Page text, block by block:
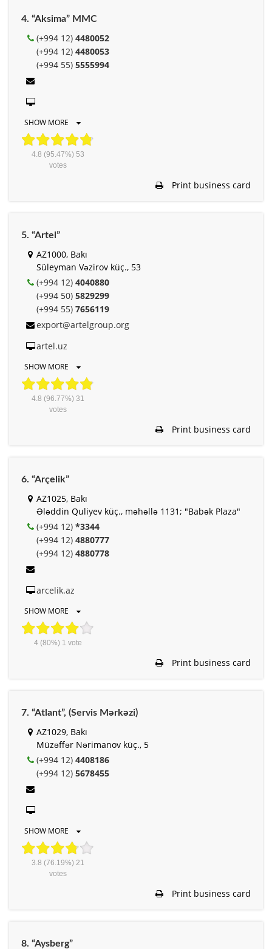
4. “Aksima” MMC
(+994 12) 4480052
(+994 12) 4480053
(+994 55) 5555994
SHOW MORE
4.8 (95.47%) 53
votes
Print business card
5. “Artel”
AZ1000, Bakı
Süleyman Vəzirov küç., 53
(+994 12) 4040880
(+994 50) 5829299
(+994 55) 7656119
export@artelgroup.org
artel.uz
SHOW MORE
4.8 (96.77%) 31
votes
Print business card
6. “Arçelik”
AZ1025, Bakı
Ələddin Quliyev küç., məhəllə 1131; "Babək Plaza"
(+994 12) *3344
(+994 12) 4880777
(+994 12) 4880778
arcelik.az
SHOW MORE
4(80%) 1 vote
Print business card
7. “Atlant”, (Servis Mərkəzi)
AZ1029, Bakı
Müzəffər Nərimanov küç., 5
(+994 12) 4408186
(+994 12) 5678455
SHOW MORE
3.8 (76.19%) 21
votes
Print business card
8. “Aysberg”